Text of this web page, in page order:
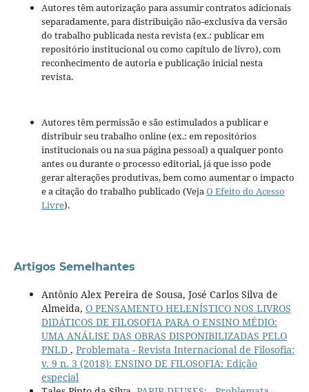
Autores têm autorização para assumir contratos adicionais
separadamente, para distribuição não-exclusiva da versão
do trabalho publicada nesta revista (ex.: publicar em
repositório institucional ou como capítulo de livro), com
reconhecimento de autoria e publicação inicial nesta
revista.
Autores têm permissão e são estimulados a publicar e
distribuir seu trabalho online (ex.: em repositórios
institucionais ou na sua página pessoal) a qualquer ponto
antes ou durante o processo editorial, já que isso pode
gerar alterações produtivas, bem como aumentar o impacto
e a citação do trabalho publicado (VejaO Efeito do Acesso
Livre).
Artigos Semelhantes
Antônio Alex Pereira de Sousa, José Carlos Silva de
Almeida, O PENSAMENTO HELENÍSTICO NOS LIVROS
DIDÁTICOS DE FILOSOFIA PARA O ENSINO MÉDIO:
UMA ANÁLISE DAS OBRAS DISPONIBILIZADAS PELO
PNLD , Problemata - Revista Internacional de Filosofia:
v. 9 n. 3 (2018): ENSINO DE FILOSOFIA: Edição
especial